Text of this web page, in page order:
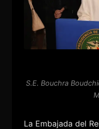
S.E. Bouchra
La Embajada del